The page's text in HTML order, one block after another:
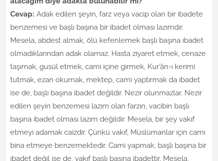
Cevap: Adak edilen şeyin, farz veya vacip olan bir ibadete
benzemesi ve başlı başına bir ibadet olması lazımdır.
Mesela, abdest almak, ölü kefenlemek başlı başına ibadet
olmadıklarından adak olamaz. Hasta ziyaret etmek, cenaze
taşımak, gusül etmek, cami içine girmek, Kur’ân-ı kerimi
tutmak, ezan okumak, mektep, cami yaptırmak da ibadet
ise de, başlı başına ibadet değildir. Nezir olunmazlar. Nezir
edilen şeyin benzemesi lazım olan farzın, vacibin başlı
başına ibadet olması lazım değildir. Mesela, bir şey vakıf
etmeyi adamak caizdir. Çünkü vakıf, Müslümanlar için cami
bina etmeye benzemektedir. Cami yapmak, başlı başına bir
ibadet değil ise de, vakıf başlı başına ibadettir. Mesela,